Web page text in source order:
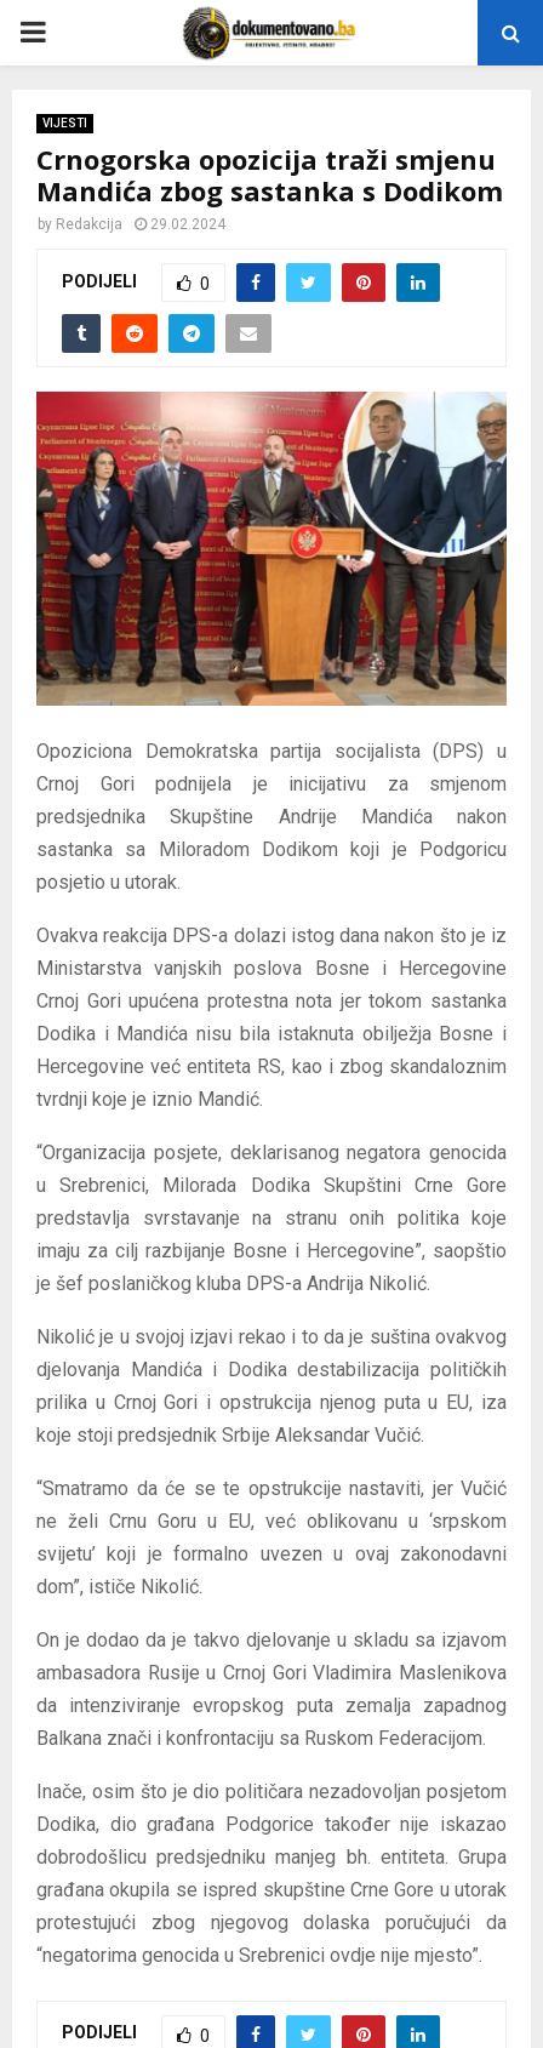
P
M
Y
M
E
N
U
VIJESTI
Crnogorska opozicija traži smjenu
Mandića zbog sastanka s Dodikom
by Redakcija 29.02.2024
PODIJELI 0
Opoziciona Demokratska partija socijalista (DPS) u
Crnoj Gori podnijela je inicijativu za smjenom
predsjednika Skupštine Andrije Mandića nakon
sastanka sa Miloradom Dodikom koji je Podgoricu
posjetio u utorak.
Ovakva reakcija DPS-a dolazi istog dana nakon što je iz
Ministarstva vanjskih poslova Bosne i Hercegovine
Crnoj Gori upućena protestna nota jer tokom sastanka
Dodika i Mandića nisu bila istaknuta obilježja Bosne i
Hercegovine već entiteta RS, kao i zbog skandaloznim
tvrdnji koje je iznio Mandić.
“Organizacija posjete, deklarisanog negatora genocida
u Srebrenici, Milorada Dodika Skupštini Crne Gore
predstavlja svrstavanje na stranu onih politika koje
imaju za cilj razbijanje Bosne i Hercegovine”, saopštio
je šef poslaničkog kluba DPS-a Andrija Nikolić.
Nikolić je u svojoj izjavi rekao i to da je suština ovakvog
djelovanja Mandića i Dodika destabilizacija političkih
prilika u Crnoj Gori i opstrukcija njenog puta u EU, iza
koje stoji predsjednik Srbije Aleksandar Vučić.
“Smatramo da će se te opstrukcije nastaviti, jer Vučić
ne želi Crnu Goru u EU, već oblikovanu u ‘srpskom
svijetu’ koji je formalno uvezen u ovaj zakonodavni
dom”, ističe Nikolić.
On je dodao da je takvo djelovanje u skladu sa izjavom
ambasadora Rusije u Crnoj Gori Vladimira Maslenikova
da intenziviranje evropskog puta zemalja zapadnog
Balkana znači i konfrontaciju sa Ruskom Federacijom.
Inače, osim što je dio političara nezadovoljan posjetom
Dodika, dio građana Podgorice također nije iskazao
dobrodošlicu predsjedniku manjeg bh. entiteta. Grupa
građana okupila se ispred skupštine Crne Gore u utorak
protestujući zbog njegovog dolaska poručujući da
“negatorima genocida u Srebrenici ovdje nije mjesto”.
PODIJELI 0